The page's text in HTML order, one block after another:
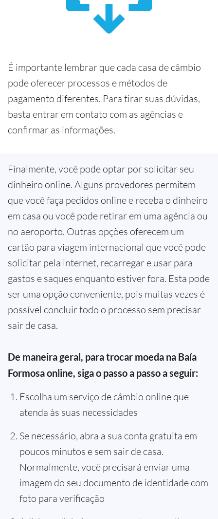
É importante lembrar que cada casa de câmbio
pode oferecer processos e métodos de
pagamento diferentes. Para tirar suas dúvidas,
basta entrar em contato com as agências e
confirmar as informações.
Finalmente, você pode optar por solicitar seu
dinheiro online. Alguns provedores permitem
que você faça pedidos online e receba o dinheiro
em casa ou você pode retirar em uma agência ou
no aeroporto. Outras opções oferecem um
cartão para viagem internacional que você pode
solicitar pela internet, recarregar e usar para
gastos e saques enquanto estiver fora. Esta pode
ser uma opção conveniente, pois muitas vezes é
possível concluir todo o processo sem precisar
sair de casa.
De maneira geral, para trocar moeda na Baía
Formosa online, siga o passo a passo a seguir:
Escolha um serviço de câmbio online que
atenda às suas necessidades
Se necessário, abra a sua conta gratuita em
poucos minutos e sem sair de casa.
Normalmente, você precisará enviar uma
imagem do seu documento de identidade com
foto para verificação